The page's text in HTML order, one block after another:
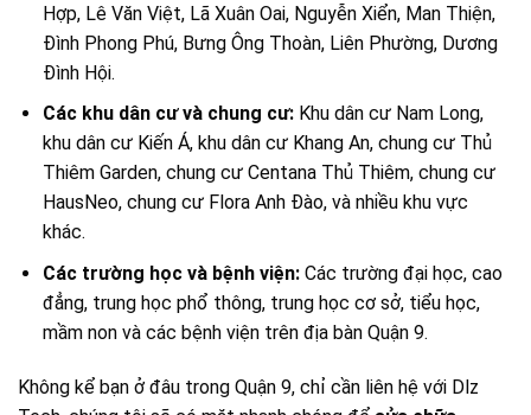
Hợp, Lê Văn Việt, Lã Xuân Oai, Nguyễn Xiển, Man Thiện,
Đình Phong Phú, Bưng Ông Thoàn, Liên Phường, Dương
Đình Hội.
Các khu dân cư và chung cư:Khu dân cư Nam Long,
khu dân cư Kiến Á, khu dân cư Khang An, chung cư Thủ
Thiêm Garden, chung cư Centana Thủ Thiêm, chung cư
HausNeo, chung cư Flora Anh Đào, và nhiều khu vực
khác.
Các trường học và bệnh viện:Các trường đại học, cao
đẳng, trung học phổ thông, trung học cơ sở, tiểu học,
mầm non và các bệnh viện trên địa bàn Quận 9.
Không kể bạn ở đâu trong Quận 9, chỉ cần liên hệ với Dlz